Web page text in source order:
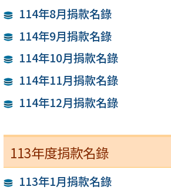
114年8月捐款名錄
114年9月捐款名錄
114年10月捐款名錄
114年11月捐款名錄
114年12月捐款名錄
113年度捐款名錄
113年1月捐款名錄